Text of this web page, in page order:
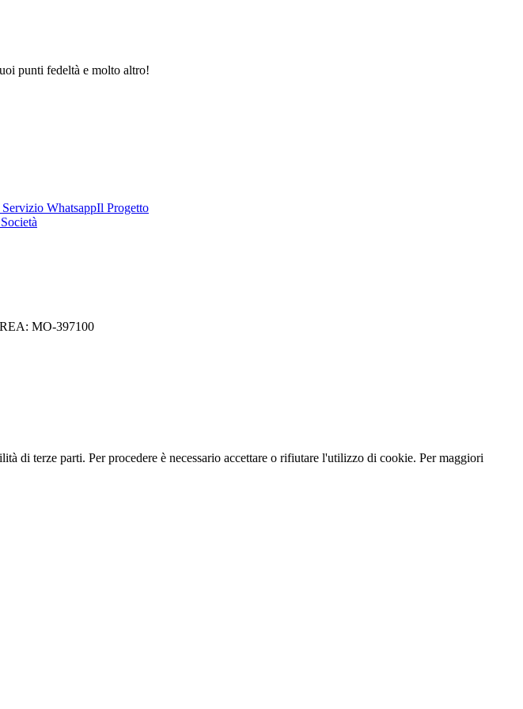
punti fedeltà e molto altro!
WhatsappIl Progetto
MO-397100
di terze parti. Per procedere è necessario accettare o rifiutare l'utilizzo di cookie. Per maggiori